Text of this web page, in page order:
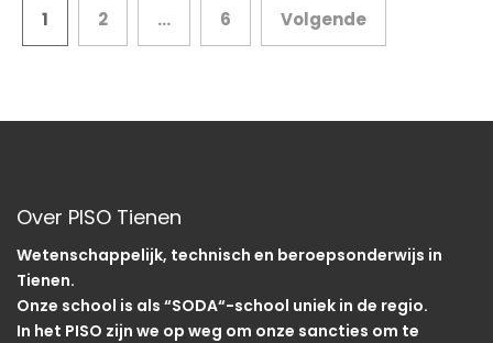
Berichten
1 2 … 6 Volgende
Over PISO Tienen
Wetenschappelijk, technisch en beroepsonderwijs in
Tienen.
Onze school is als “SODA“-school uniek in de regio.
In het PISO zijn we op weg om onze sancties om te